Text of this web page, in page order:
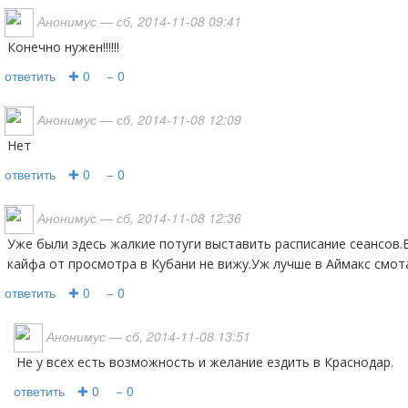
Анонимус — сб, 2014-11-08 09:41
Конечно нужен!!!!!!
ответить ✚ 0 − 0
Анонимус — сб, 2014-11-08 12:09
нет
ответить ✚ 0 − 0
Анонимус — сб, 2014-11-08 12:36
Уже были здесь жалкие потуги выставить расписание сеансов.Всё затухло.Да и особого
кайфа от просмотра в Кубани не вижу.Уж лучше в Аймакс
ответить ✚ 0 − 0
Анонимус — сб, 2014-11-08 13:51
Не у всех есть возможность и желание ездить в Краснодар.
ответить ✚ 0 − 0